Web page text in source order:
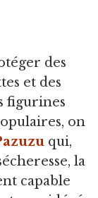
des
et des
figurines
on
qui,
la
capable